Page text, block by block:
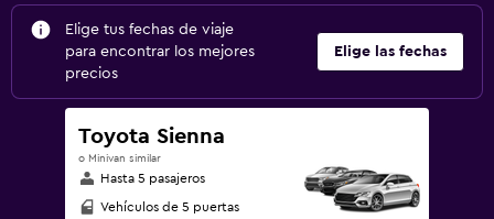
Elige tus fechas de viaje
para encontrar los mejores
precios
Elige las fechas
Toyota Sienna
o Minivan similar
Hasta 5 pasajeros
Vehículos de 5 puertas